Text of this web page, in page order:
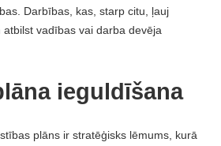
Darbības, kas, starp citu, ļauj
vadības vai darba devēja
ieguldīšana
plāns ir stratēģisks lēmums, kurā